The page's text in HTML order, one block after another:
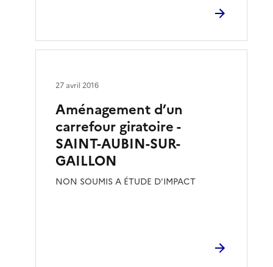
Aménagement d’un
carrefour giratoire -
SAINT-AUBIN-SUR-
GAILLON
NON SOUMIS A ÉTUDE D'IMPACT
27 avril 2016